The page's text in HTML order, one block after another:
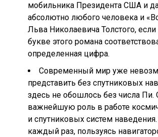
мобильника Президента США и
абсолютно любого человека и
Льва Николаевича Толстого,
букве этого романа
определенная цифра.
Современный мир уже
представить без спутниковых
здесь не обошлось без числа Пи.
важнейшую роль в работе
и спутниковых систем
каждый раз, пользуясь